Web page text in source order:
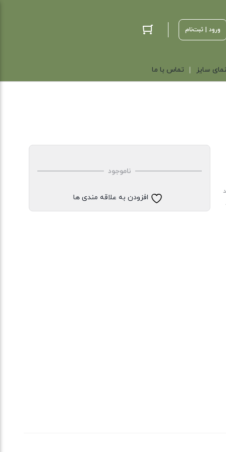
ورود | ثبت‌نام
سایز تماس با ما
ناموجود
افزودن به علاقه مندی ها